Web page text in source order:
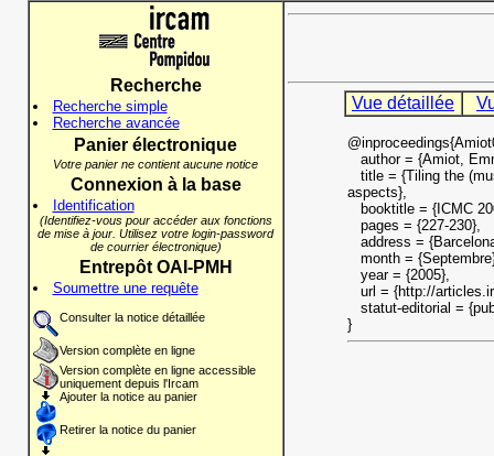
Recherche
Recherche simple
Recherche avancée
Panier électronique
Votre panier ne contient aucune notice
Connexion à la base
Identification
(Identifiez-vous pour accéder aux fonctions
de mise à jour. Utilisez votre login-password
de courrier électronique)
Entrepôt OAI-PMH
Soumettre une requête
Consulter la notice détaillée
Version complète en ligne
Version complète en ligne accessible
uniquement depuis l'Ircam
Ajouter la notice au panier
Retirer la notice du panier
Vue détaillée
author = {Amiot,
title = {Tiling the
aspects},
booktitle = {ICMC
pages = {227-230},
address =
month =
year = {2005},
url = {http://
statut-editorial =
}